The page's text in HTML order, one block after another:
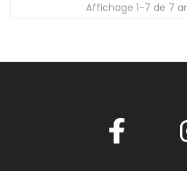
Affichage 1-7 de 7